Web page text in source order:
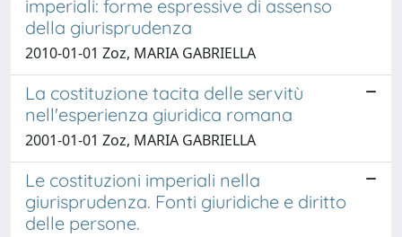
imperiali: forme espressive di assenso
della giurisprudenza
2010-01-01 Zoz, MARIA GABRIELLA
La costituzione tacita delle servitù
nell'esperienza giuridica romana
2001-01-01 Zoz, MARIA GABRIELLA
Le costituzioni imperiali nella
giurisprudenza. Fonti giuridiche e diritto
delle persone.